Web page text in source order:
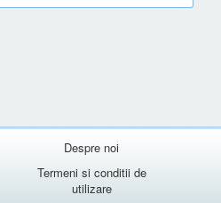
Despre noi
Termeni si conditii de
utilizare